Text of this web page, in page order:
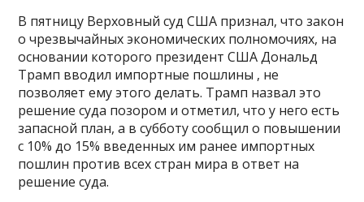
В пятницу Верховный суд США признал, что закон
о чрезвычайных экономических полномочиях, на
основании которого президент США Дональд
Трамп вводил импортные пошлины , не
позволяет ему этого делать. Трамп назвал это
решение суда позором и отметил, что у него есть
запасной план, а в субботу сообщил о повышении
с 10% до 15% введенных им ранее импортных
пошлин против всех стран мира в ответ на
решение суда.